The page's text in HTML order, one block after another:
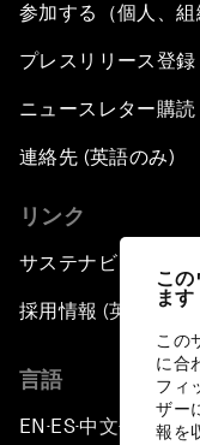
こ
ます
この
に合
フィ
ザー
報を
参加する（個人、組
プレスリリース登録
ニュースレター購読
連絡先 (英語のみ)
リンク
サステナビリティへ
採用情報 (英語のみ)
言語
EN ▪ES▪中文▪ 日本語